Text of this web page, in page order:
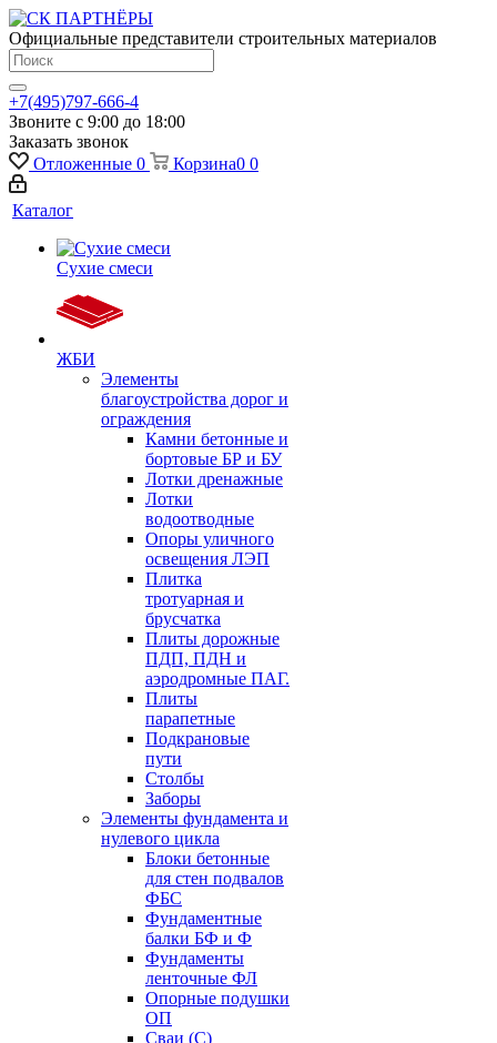
Официальные представители строительных материалов
+7(495)797-666-4
Звоните с 9:00 до 18:00
Заказать звонок
Отложенные 0 Корзина0 0
Каталог
Сухие смеси
ЖБИ
Элементы
благоустройства дорог и
ограждения
Камни бетонные и
бортовые БР и БУ
Лотки дренажные
Лотки
водоотводные
Опоры уличного
освещения ЛЭП
Плитка
тротуарная и
брусчатка
Плиты дорожные
ПДП, ПДН и
аэродромные ПАГ.
Плиты
парапетные
Подкрановые
пути
Столбы
Заборы
Элементы фундамента и
нулевого цикла
Блоки бетонные
для стен подвалов
ФБС
Фундаментные
балки БФ и Ф
Фундаменты
ленточные ФЛ
Опорные подушки
ОП
Сваи (С)